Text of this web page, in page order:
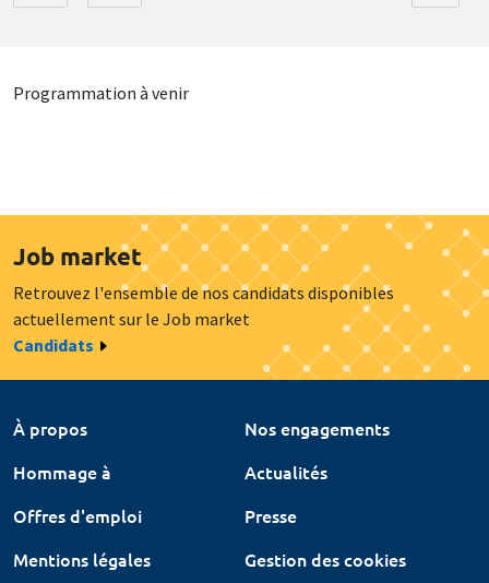
Programmation à venir
Job market
Retrouvez l'ensemble de nos candidats disponibles
actuellement sur le Job market
Candidats
À propos
Nos engagements
Hommage à
Actualités
Offres d'emploi
Presse
Mentions légales
Gestion des cookies